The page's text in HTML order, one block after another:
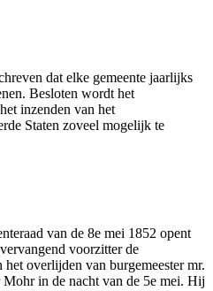
dat elke gemeente jaarlijks
Besloten wordt het
inzenden van het
Staten zoveel mogelijk te
van de 8e mei 1852 opent
voorzitter de
overlijden van burgemeester mr.
in de nacht van de 5e mei. Hij